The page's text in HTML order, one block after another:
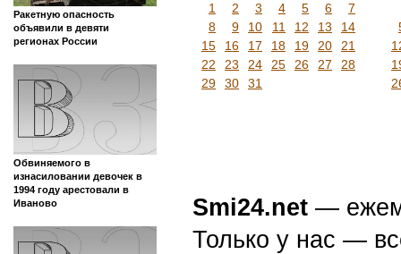
Ракетную опасность
объявили в девяти
регионах России
Обвиняемого в
изнасиловании девочек в
1994 году арестовали в
Иваново
1 2 3 4 5 6
7
8
9 10 11 12 13
14
15
16 17 18 19 20
21
22
23 24 25 26 27
28
29
30 31
Smi24.net —
Только у нас —